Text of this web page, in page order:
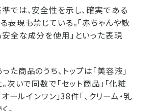
では、安全性を示し、確実である
表現も禁じている。「赤ちゃんや敏
全な成分を使用」といった表現
た商品のうち、トップは「美容液」
次いで同数で「セット商品」「化粧
ールインワン」38件「、クリーム・乳